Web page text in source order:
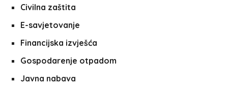
Civilna zaštita
E-savjetovanje
Financijska izvješća
Gospodarenje otpadom
Javna nabava